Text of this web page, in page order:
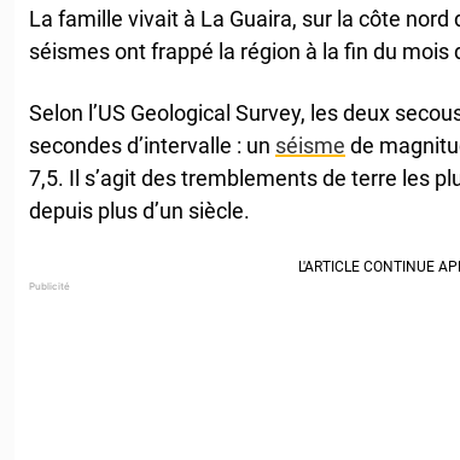
La famille vivait à La Guaira, sur la côte
séismes ont frappé la région à la fin du mois
Selon l’US Geological Survey, les deux
secondes d’intervalle : un séisme de
7,5. Il s’agit des tremblements de terre les
depuis plus d’un siècle.